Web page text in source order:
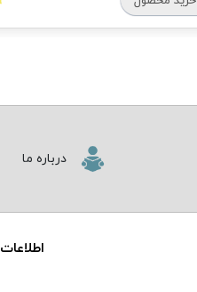
درباره ما
اطلاعات